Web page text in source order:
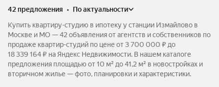
42 предложения •
по актуальности
Купить квартиру-студию в ипотеку у станции Измайлово в
Москве и МО — 42 объявления от агентств и собственников по
продаже квартир-студий по цене от 3 700 000 ₽ до
18 339 164 ₽ на Яндекс Недвижимости. В нашем каталоге
предложения площадью от 10 м² до 41,2 м² в новостройках и
вторичном жилье — фото, планировки и характеристики.